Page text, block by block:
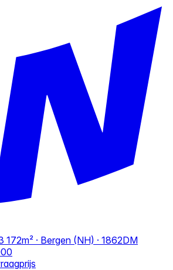
172m² · Bergen (NH) · 1862DM